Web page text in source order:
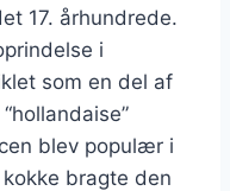
17. århundrede.
i
som en del af
blev populær i
bragte den